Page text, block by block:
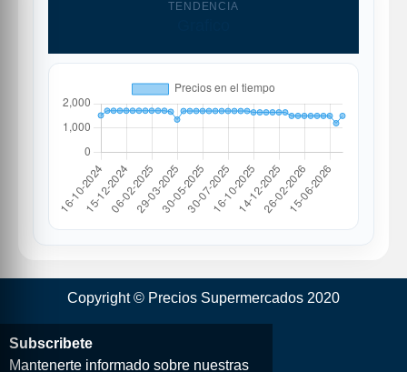
TENDENCIA
Copyright © Precios Supermercados 2020
Subscribete
Mantenerte informado sobre nuestras